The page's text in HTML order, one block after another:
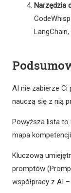
Narzędzia
LangChain,
AI nie zabierze Ci
nauczą się z nią
Powyższa lista to
mapa
Kluczową
promptów
współpracy z AI